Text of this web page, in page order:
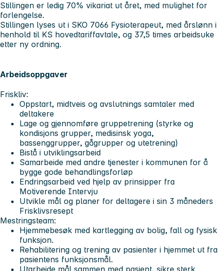
Stillingen er ledig 70% vikariat ut året, med mulighet for
forlengelse.
Stillingen lyses ut i SKO 7066 Fysioterapeut, med årslønn i
henhold til KS hovedtariffavtale, og 37,5 times arbeidsuke
etter ny ordning.
Arbeidsoppgaver
Friskliv:
Oppstart, midtveis og avslutnings samtaler med
deltakere
Lage og gjennomføre gruppetrening (styrke og
kondisjons grupper, medisinsk yoga,
bassenggrupper, gågrupper og utetrening)
Bistå i utviklingsarbeid
Samarbeide med andre tjenester i kommunen for å
bygge gode behandlingsforløp
Endringsarbeid ved hjelp av prinsipper fra
Motiverende Intervju
Utvikle mål og planer for deltagere i sin 3 måneders
Frisklivsresept
Mestringsteam:
Hjemmebesøk med kartlegging av bolig, fall og fysisk
funksjon.
Rehabilitering og trening av pasienter i hjemmet ut fra
pasientens funksjonsmål.
Utarbeide mål sammen med pasient, sikre sterk